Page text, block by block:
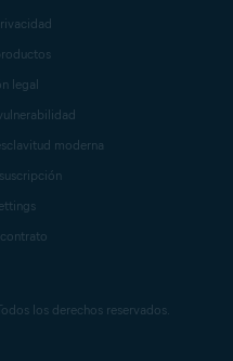
los derechos reservados.
legal
moderna